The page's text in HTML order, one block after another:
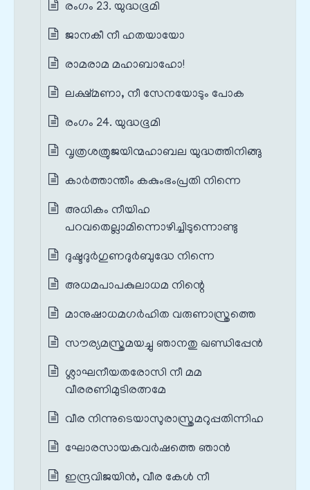
രംഗം 23. യുദ്ധഭൂമി
ജാനകീ നീ ഹതയായോ
രാമരാമ മഹാബാഹോ!
ലക്ഷ്മണാ, നീ സേനയോടും പോക
രംഗം 24. യുദ്ധഭൂമി
വൃത്രശത്രുജയിന്മഹാബല യുദ്ധത്തിനിങ്ങു
കാർത്താന്തീം കകുംഭംപ്രതി നിന്നെ
അധികം നീയിഹ
പറവതെല്ലാമിന്നൊഴിച്ചിടുന്നൊണ്ടു
ദുഷ്ടദുർഗുണദുർബുദ്ധേ നിന്നെ
അധമപാപകുലാധമ നിന്റെ
മാനുഷാധമഗർഹിത വരുണാസ്ത്രത്തെ
സൗര്യമസ്ത്രമയച്ചു ഞാനതു ഖണ്ഡിപ്പേൻ
ശ്ലാഘനീയതരോസി നീ മമ
വീരരണിമുടിരത്നമേ
വീര നിന്നുടെയാസുരാസ്ത്രമറുപ്പതിന്നിഹ
ഘോരസായകവർഷത്തെ ഞാൻ
ഇന്ദ്രവിജയിൻ, വീര കേൾ നീ